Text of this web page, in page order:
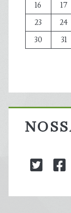
16
17
23
24
30
31